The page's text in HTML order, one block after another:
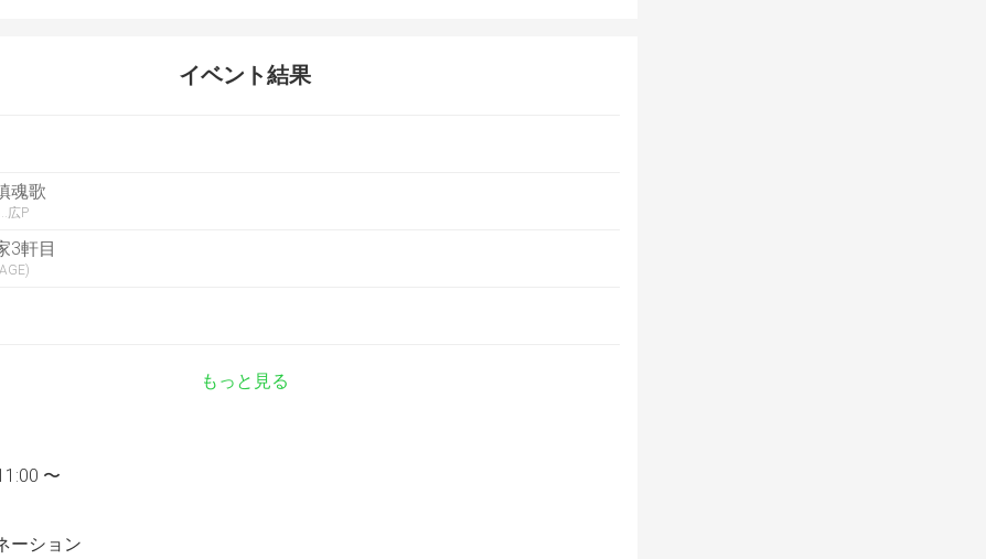
イベント結果
魂歌
広P
3軒目
もっと見る
〜
ーション